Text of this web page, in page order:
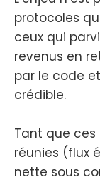
protocoles
ceux qui
revenus en
par le code
crédible.
Tant que
réunies (flux
nette sous